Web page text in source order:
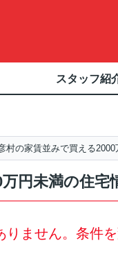
スタッフ紹
村の家賃並みで買える
円未満の住宅
ません。条件